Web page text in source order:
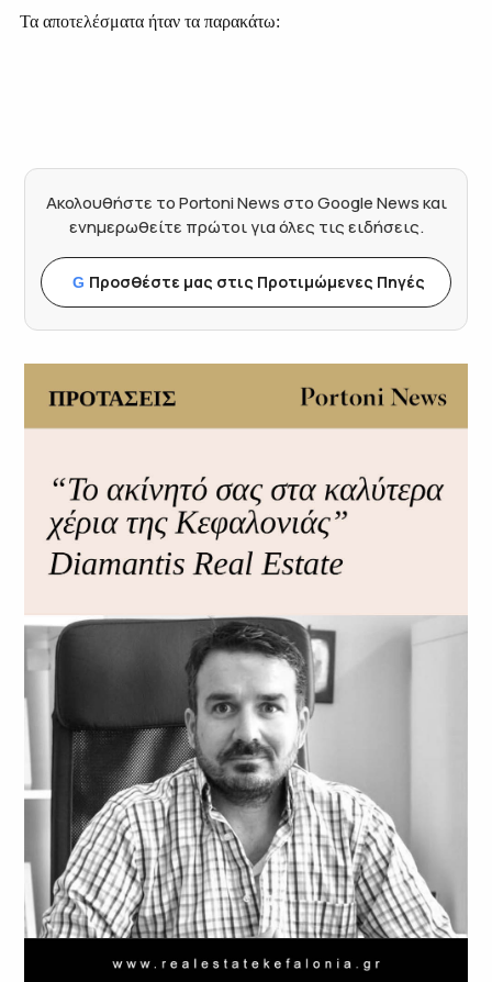
Τα αποτελέσματα ήταν τα παρακάτω:
Ακολουθήστε το Portoni News στο Google News και
ενημερωθείτε πρώτοι για όλες τις ειδήσεις.
G Προσθέστε μας στις Προτιμώμενες Πηγές